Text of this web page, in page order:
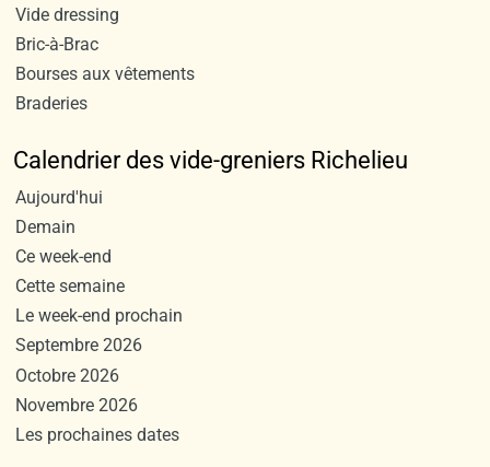
Vide dressing
Bric-à-Brac
Bourses aux vêtements
Braderies
Calendrier des vide-greniers Richelieu
Aujourd'hui
Demain
Ce week-end
Cette semaine
Le week-end prochain
Septembre 2026
Octobre 2026
Novembre 2026
Les prochaines dates